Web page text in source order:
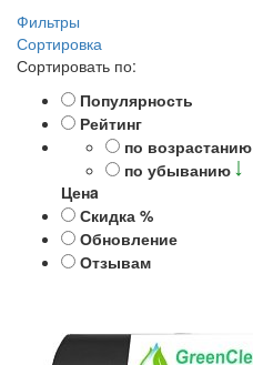
Фильтры
Сортировка
Сортировать по:
Популярность
Рейтинг
по возрастанию
по убыванию
Ценa
Скидка %
Обновление
Отзывам